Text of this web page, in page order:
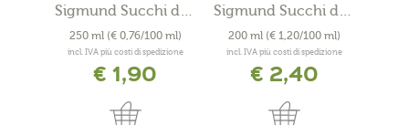
Sigmund Succhi di mela -...
250 ml (€ 0,76/100 ml)
incl. IVA più costi di spedizione
€ 1,90
Sigmund Succhi di mela -...
200 ml (€ 1,20/100 ml)
incl. IVA più costi di spedizione
€ 2,40